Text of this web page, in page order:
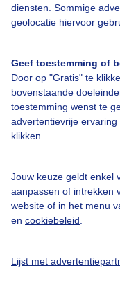
diensten. Sommige
geolocatie hiervoor
Geef toestemming of
Door op "Gratis" te
bovenstaande
toestemming wenst te
advertentievrije ervaring
klikken.
Jouw keuze geldt enkel
aanpassen of intrekken
website of in het menu
en cookiebeleid
Lijst met
Bedrijfsgegevens
Contact
Toegankelijkheid
Adverteren
Privacy beleid
Cookie beleid